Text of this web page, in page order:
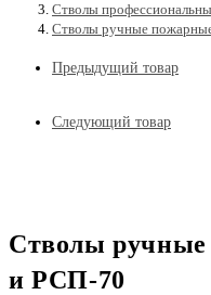
Стволы
Стволы ручные
Предыдущий товар
Следующий товар
Стволы
и РСП-70